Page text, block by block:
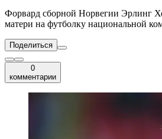
Форвард сборной Норвегии Эрлинг
матери на футболку национальной
Поделиться
0
комментарии